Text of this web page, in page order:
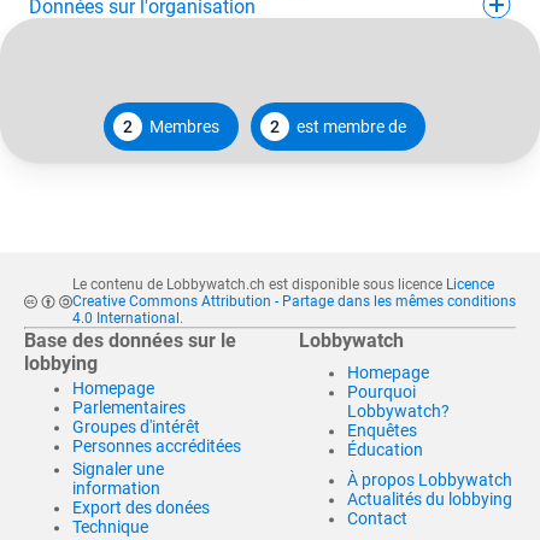
Données sur l'organisation
2 Membres 2 est membre de
Le contenu de Lobbywatch.ch est disponible sous licence Licence
Creative Commons Attribution - Partage dans les mêmes conditions
4.0 International .
Base des données sur le
lobbying
Homepage
Parlementaires
Groupes d'intérêt
Personnes accréditées
Signaler une
information
Export des donées
Technique
Lobbywatch
Homepage
Pourquoi
Lobbywatch?
Enquêtes
Éducation
À propos Lobbywatch
Actualités du lobbying
Contact